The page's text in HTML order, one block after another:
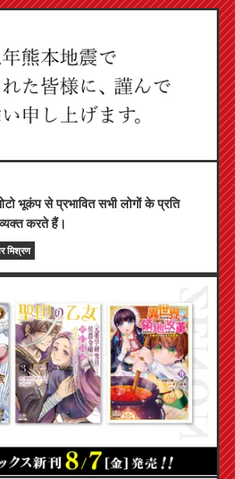
भूकंप से प्रभावित सभी लोगों के प्रति
करते हैं।
मिश्रण